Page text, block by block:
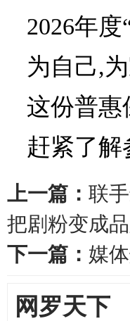
2026年
为自己,
这份普惠
赶紧了解
上一篇： 联
把剧粉变成
下一篇： 媒
网罗天下